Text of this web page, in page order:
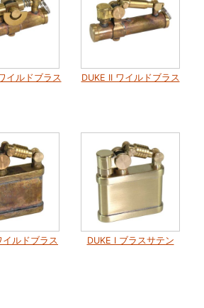
イルドブラス DUKE II ワイルドブラス
イルドブラス DUKE I ブラスサテン